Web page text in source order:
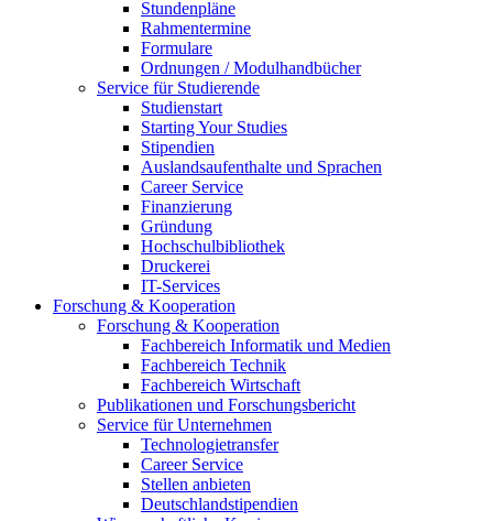
Stundenpläne
Rahmentermine
Formulare
Ordnungen / Modulhandbücher
Service für Studierende
Studienstart
Starting Your Studies
Stipendien
Auslandsaufenthalte und Sprachen
Career Service
Finanzierung
Gründung
Hochschulbibliothek
Druckerei
IT-Services
Forschung & Kooperation
Forschung & Kooperation
Fachbereich Informatik und Medien
Fachbereich Technik
Fachbereich Wirtschaft
Publikationen und Forschungsbericht
Service für Unternehmen
Technologietransfer
Career Service
Stellen anbieten
Deutschlandstipendien